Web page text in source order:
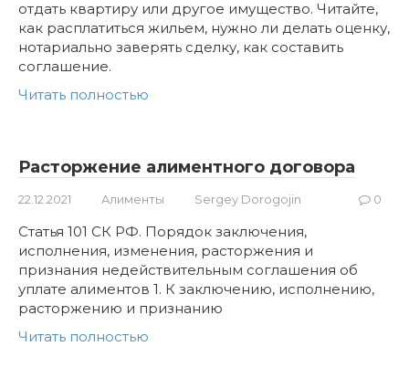
отдать квартиру или другое имущество. Читайте,
как расплатиться жильем, нужно ли делать оценку,
нотариально заверять сделку, как составить
соглашение.
Читать полностью
Расторжение алиментного договора
22.12.2021 Алименты Sergey Dorogojin 0
Статья 101 СК РФ. Порядок заключения,
исполнения, изменения, расторжения и
признания недействительным соглашения об
уплате алиментов 1. К заключению, исполнению,
расторжению и признанию
Читать полностью